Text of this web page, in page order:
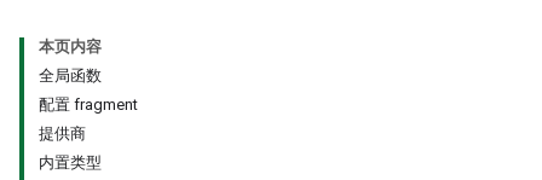
本页内容
全局函数
配置 fragment
提供商
内置类型